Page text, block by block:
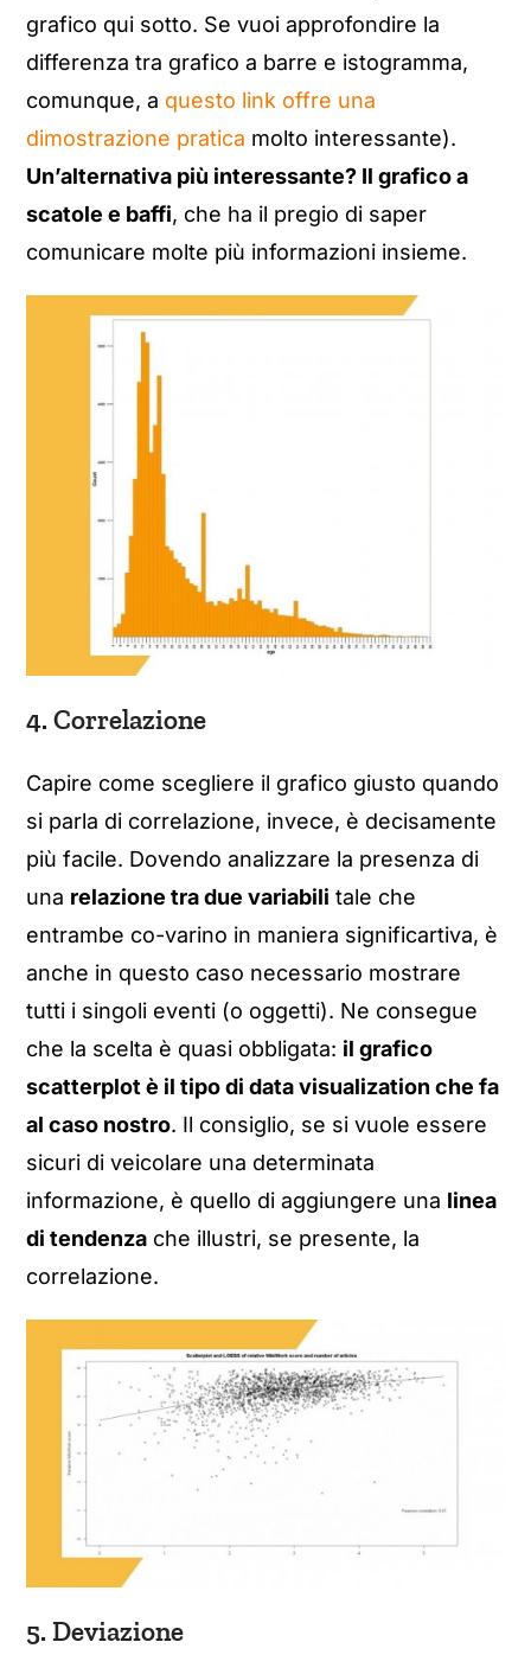
grafico qui sotto. Se vuoi approfondire la
differenza tra grafico a barre e istogramma,
comunque, a questo link offre una
dimostrazione pratica molto interessante).
Un’alternativa più interessante? Il grafico a
scatole e baffi, che ha il pregio di saper
comunicare molte più informazioni insieme.
4. Correlazione
Capire come scegliere il grafico giusto quando
si parla di correlazione, invece, è decisamente
più facile. Dovendo analizzare la presenza di
una relazione tra due variabili tale che
entrambe co-varino in maniera significartiva, è
anche in questo caso necessario mostrare
tutti i singoli eventi (o oggetti). Ne consegue
che la scelta è quasi obbligata: il grafico
scatterplot è il tipo di data visualization che fa
al caso nostro. Il consiglio, se si vuole essere
sicuri di veicolare una determinata
informazione, è quello di aggiungere una linea
di tendenza che illustri, se presente, la
correlazione.
5. Deviazione